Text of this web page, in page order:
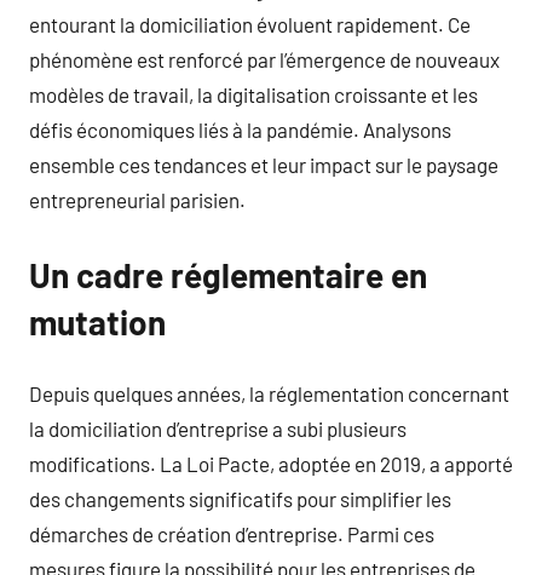
entourant la domiciliation évoluent rapidement. Ce
phénomène est renforcé par l’émergence de nouveaux
modèles de travail, la digitalisation croissante et les
défis économiques liés à la pandémie. Analysons
ensemble ces tendances et leur impact sur le paysage
entrepreneurial parisien.
Un cadre réglementaire en
mutation
Depuis quelques années, la réglementation concernant
la domiciliation d’entreprise a subi plusieurs
modifications. La Loi Pacte, adoptée en 2019, a apporté
des changements significatifs pour simplifier les
démarches de création d’entreprise. Parmi ces
mesures figure la possibilité pour les entreprises de